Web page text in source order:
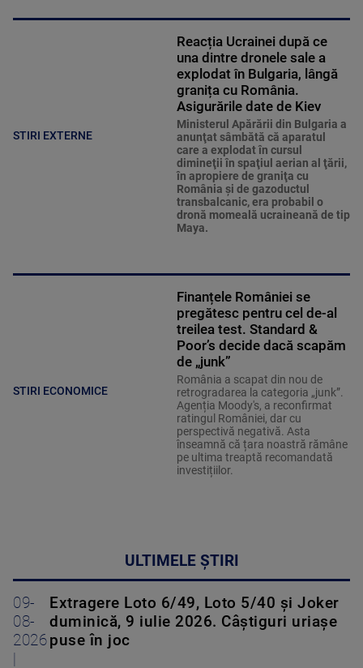
STIRI EXTERNE
Reacția Ucrainei după ce
una dintre dronele sale a
explodat în Bulgaria, lângă
granița cu România.
Asigurările date de Kiev
Ministerul Apărării din Bulgaria a
anunţat sâmbătă că aparatul
care a explodat în cursul
dimineţii în spaţiul aerian al ţării,
în apropiere de graniţa cu
România şi de gazoductul
transbalcanic, era probabil o
dronă momeală ucraineană de tip
Maya.
STIRI ECONOMICE
Finanțele României se
pregătesc pentru cel de-al
treilea test. Standard &
Poor’s decide dacă scapăm
de „junk”
România a scapat din nou de
retrogradarea la categoria „junk”.
Agenția Moody's, a reconfirmat
ratingul României, dar cu
perspectivă negativă. Asta
înseamnă că țara noastră rămâne
pe ultima treaptă recomandată
investițiilor.
ULTIMELE ȘTIRI
09-
08-
2026
Extragere Loto 6/49, Loto 5/40 și Joker
duminică, 9 iulie 2026. Câștiguri uriașe
puse în joc